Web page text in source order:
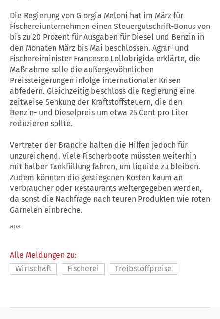
Die Regierung von Giorgia Meloni hat im März für
Fischereiunternehmen einen Steuergutschrift-Bonus von
bis zu 20 Prozent für Ausgaben für Diesel und Benzin in
den Monaten März bis Mai beschlossen. Agrar- und
Fischereiminister Francesco Lollobrigida erklärte, die
Maßnahme solle die außergewöhnlichen
Preissteigerungen infolge internationaler Krisen
abfedern. Gleichzeitig beschloss die Regierung eine
zeitweise Senkung der Kraftstoffsteuern, die den
Benzin- und Dieselpreis um etwa 25 Cent pro Liter
reduzieren sollte.
Vertreter der Branche halten die Hilfen jedoch für
unzureichend. Viele Fischerboote müssten weiterhin
mit halber Tankfüllung fahren, um liquide zu bleiben.
Zudem könnten die gestiegenen Kosten kaum an
Verbraucher oder Restaurants weitergegeben werden,
da sonst die Nachfrage nach teuren Produkten wie roten
Garnelen einbreche.
apa
Alle Meldungen zu:
Wirtschaft
Fischerei Treibstoffpreise